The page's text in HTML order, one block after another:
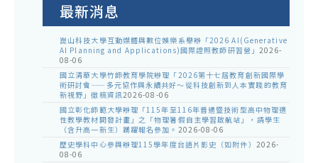
最新消息
崑山科技大學互動媒體與數位娛樂系舉辦「2026 AI(Generative
AI Planning and Applications)國際證照教師研習營」 2026-
08-06
國立清華大學竹師教育學院辦理「2026第十七屆教育創新國際學
術研討會——多元協作與永續共好～從科技創新到人本實踐的教育
新視野」徵稿資訊2026-08-06
國立彰化師範大學辦理「115年至116年普通暨技術型高中物理適
性教學教材開發計畫」之「物理暑假自主學習啟航站」，請學生
（含升高一新生）踴躍報名參加。 2026-08-06
歷史學科中心參與辦理115學年度台語片影史（如附件） 2026-
08-06